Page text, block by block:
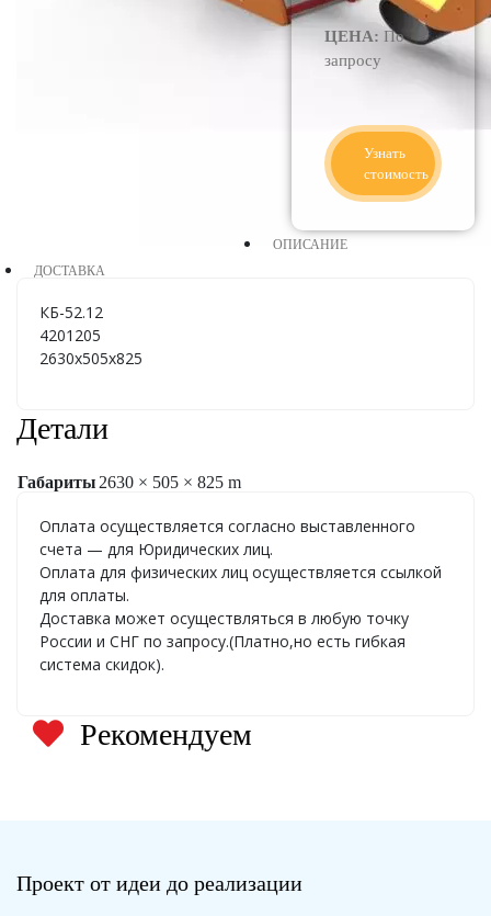
ЦЕНА: По
запросу
Узнать
стоимость
ОПИСАНИЕ
ДОСТАВКА
КБ-52.12
4201205
2630х505х825
Детали
Габариты 2630 × 505 × 825 m
Оплата осуществляется согласно выставленного
счета — для Юридических лиц.
Оплата для физических лиц осуществляется ссылкой
для оплаты.
Доставка может осуществляться в любую точку
России и СНГ по запросу.(Платно,но есть гибкая
система скидок).
Рекомендуем
Проект от идеи до реализации